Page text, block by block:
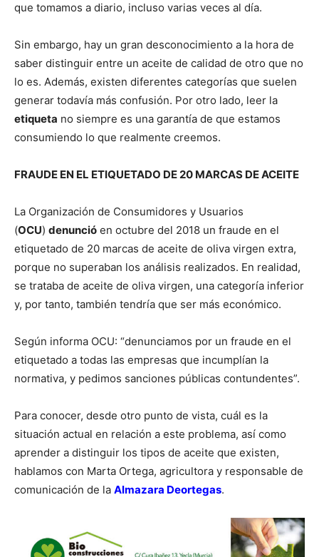
que tomamos a diario, incluso varias veces al día.
Sin embargo, hay un gran desconocimiento a la hora de
saber distinguir entre un aceite de calidad de otro que no
lo es. Además, existen diferentes categorías que suelen
generar todavía más confusión. Por otro lado, leer la
etiqueta no siempre es una garantía de que estamos
consumiendo lo que realmente creemos.
FRAUDE EN EL ETIQUETADO DE 20 MARCAS DE ACEITE
La Organización de Consumidores y Usuarios
(OCU) denunció en octubre del 2018 un fraude en el
etiquetado de 20 marcas de aceite de oliva virgen extra,
porque no superaban los análisis realizados. En realidad,
se trataba de aceite de oliva virgen, una categoría inferior
y, por tanto, también tendría que ser más económico.
Según informa OCU: “denunciamos por un fraude en el
etiquetado a todas las empresas que incumplían la
normativa, y pedimos sanciones públicas contundentes”.
Para conocer, desde otro punto de vista, cuál es la
situación actual en relación a este problema, así como
aprender a distinguir los tipos de aceite que existen,
hablamos con Marta Ortega, agricultora y responsable de
comunicación de la Almazara Deortegas.